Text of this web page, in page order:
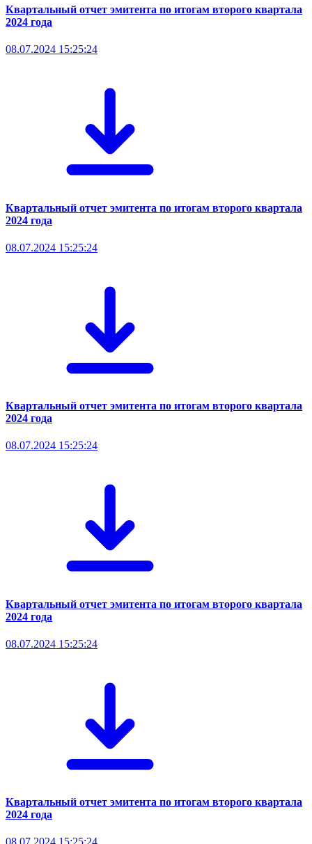
Квартальный отчет эмитента по итогам второго квартала
2024 года
08.07.2024 15:25:24
Квартальный отчет эмитента по итогам второго квартала
2024 года
08.07.2024 15:25:24
Квартальный отчет эмитента по итогам второго квартала
2024 года
08.07.2024 15:25:24
Квартальный отчет эмитента по итогам второго квартала
2024 года
08.07.2024 15:25:24
Квартальный отчет эмитента по итогам второго квартала
2024 года